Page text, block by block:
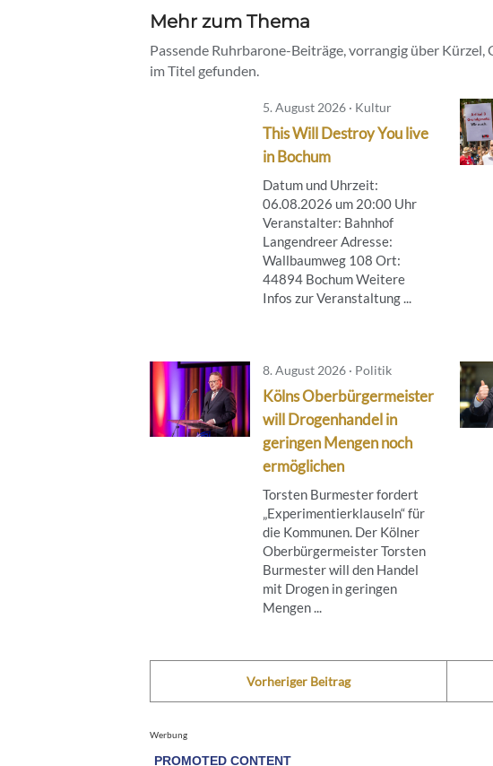
Mehr zum Thema
Passende Ruhrbarone-Beiträge, vorrangig über
im Titel gefunden.
5. August 2026 · Kultur
This Will Destroy You live
in Bochum
Datum und Uhrzeit:
06.08.2026 um 20:00 Uhr
Veranstalter: Bahnhof
Langendreer Adresse:
Wallbaumweg 108 Ort:
44894 Bochum Weitere
Infos zur Veranstaltung ...
8. August 2026 · Politik
Kölns Oberbürgermeister
will Drogenhandel in
geringen Mengen noch
ermöglichen
Torsten Burmester fordert
„Experimentierklauseln“ für
die Kommunen. Der Kölner
Oberbürgermeister Torsten
Burmester will den Handel
mit Drogen in geringen
Mengen ...
Vorheriger Beitrag
Werbung